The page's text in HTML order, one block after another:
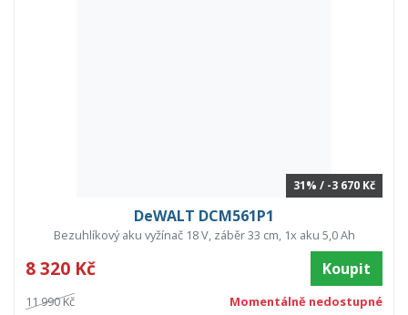
31% / -3 670 Kč
DeWALT DCM561P1
Bezuhlíkový aku vyžínač 18 V, záběr 33 cm, 1x aku 5,0 Ah
8 320 Kč Koupit
11 990 Kč Momentálně nedostupné